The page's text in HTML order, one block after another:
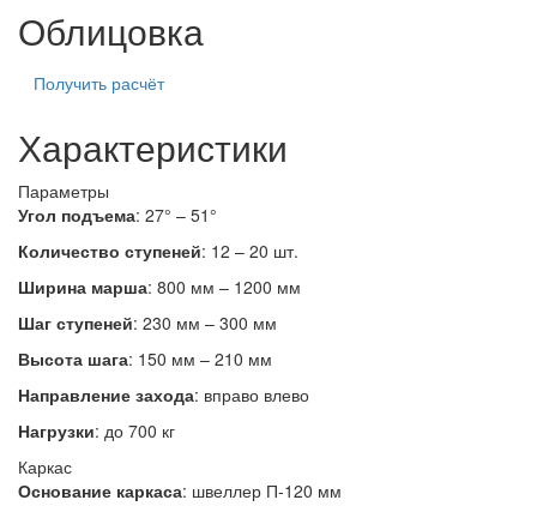
Облицовка
Получить расчёт
Характеристики
Параметры
Угол подъема: 27° – 51°
Количество ступеней: 12 – 20 шт.
Ширина марша: 800 мм – 1200 мм
Шаг ступеней: 230 мм – 300 мм
Высота шага: 150 мм – 210 мм
Направление захода: вправо влево
Нагрузки: до 700 кг
Каркас
Основание каркаса: швеллер П‑120 мм